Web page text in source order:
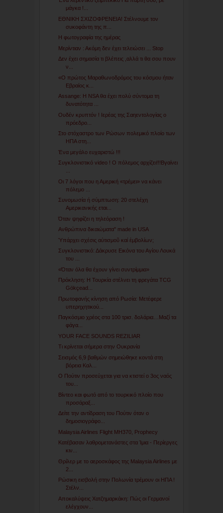
μάγκα !...
ΕΘΝΙΚΗ ΣΧΙΖΟΦΡΕΝΕΙΑ! Στέλνουμε τον
συκοφάντη της π...
Η φωτογραφία της ημέρας
Μερίντιαν : Ακόμη δεν έχει τελειώσει ... Stop
Δεν έχει σημασία τι βλέπεις ,αλλά τι θα σου πουν
ν...
«O πρώτος Μαραθωνοδρόμος του κόσμου ήταν
Εβραίος κ...
Assange: H NSA θα έχει πολύ σύντομα τη
δυνατότητα ...
Ουδέν κρυπτόν ! Ιερέας της Σαηεντολογίας ο
πρόεδρο...
Στο στόχαστρο των Ρώσων πολεμικό πλοίο των
ΗΠΑ στη...
Ένα μεγάλο ευχαριστώ !!!
Συγκλονιστικό video ! O πόλεμος αρχίζει!!!Βγαίνει
...
Οι 7 λόγοι που η Αμερική «τρέμει» να κάνει
πόλεμο ...
Συνομωσία ή σύμπτωση: 20 στελέχη
Αμερικανικής εται...
Όταν ψηφίζει η τηλεόραση !
Ανθρώπινα δικαιώματα" made in USA
Ὑπάρχει σχέσις αὐτισμοῦ καί ἐμβολίων;
Συγκλονιστικό: Δάκρυσε Εικόνα του Αγίου Λουκά
του ...
«Όταν όλα θα έχουν γίνει συντρίμμια»
Πρόκληση: Η Τουρκία στέλνει τη φρεγάτα TCG
Gökçead...
Πρωτοφανής κίνηση από Ρωσία: Μετέφερε
υπερηχητικού...
Παγκόσμιο χρέος στα 100 τρισ. δολάρια…Μαζί τα
φάγα...
YOUR FACE SOUNDS REZILIAR
Τι κρίνεται σήμερα στην Ουκρανία
Σεισμός 6,9 βαθμών σημειώθηκε κοντά στη
βόρεια Καλ...
Ο Πούτιν προσεύχεται για να κτιστεί ο 3ος ναός
του...
Βίντεο και φωτό από το τουρκικό πλοίο που
προσάραξ...
Δείτε την αντίδραση του Πούτιν όταν ο
δημοσιογράφο...
Malaysia Airlines Flight MH370, Prophecy
Κατέβασαν λαθρομετανάστες στα Ίμια - Περίεργες
κιν...
Θρίλερ με το αεροσκάφος της Malaysia Airlines με
2...
Ρώσικη εισβολή στην Πολωνία τρέμουν οι ΗΠΑ !
Στέλν...
Αποκαλύψεις Χατζημαρκάκη: Πώς οι Γερμανοί
ελέγχουν...